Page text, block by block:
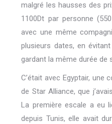
malgré les hausses des
1100Dt par personne
avec une même
plusieurs dates, en
gardant la même durée de
C’était avec Egyptair, une
de Star Alliance, que
La première escale a eu
depuis Tunis, elle avait